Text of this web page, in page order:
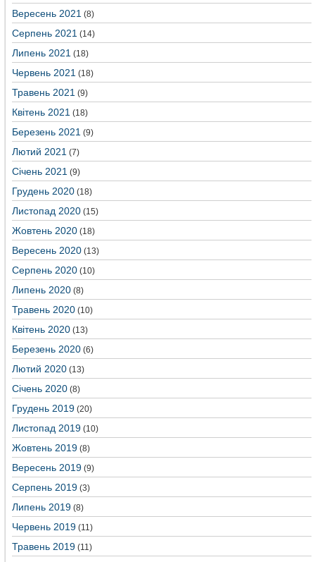
Вересень 2021 (8)
Серпень 2021 (14)
Липень 2021 (18)
Червень 2021 (18)
Травень 2021 (9)
Квітень 2021 (18)
Березень 2021 (9)
Лютий 2021 (7)
Січень 2021 (9)
Грудень 2020 (18)
Листопад 2020 (15)
Жовтень 2020 (18)
Вересень 2020 (13)
Серпень 2020 (10)
Липень 2020 (8)
Травень 2020 (10)
Квітень 2020 (13)
Березень 2020 (6)
Лютий 2020 (13)
Січень 2020 (8)
Грудень 2019 (20)
Листопад 2019 (10)
Жовтень 2019 (8)
Вересень 2019 (9)
Серпень 2019 (3)
Липень 2019 (8)
Червень 2019 (11)
Травень 2019 (11)